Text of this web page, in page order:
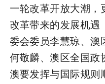
一轮改革开放大潮，
改革带来的发展机遇
委会委员李慧琼、澳
何敬麟、澳区全国政
澳要发挥与国际规则